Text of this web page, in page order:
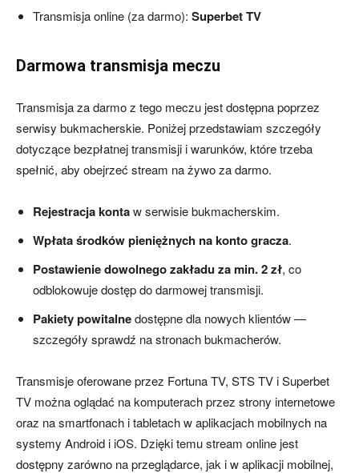
Transmisja online (za darmo): Superbet TV
Darmowa transmisja meczu
Transmisja za darmo z tego meczu jest dostępna poprzez
serwisy bukmacherskie. Poniżej przedstawiam szczegóły
dotyczące bezpłatnej transmisji i warunków, które trzeba
spełnić, aby obejrzeć stream na żywo za darmo.
Rejestracja kontaw serwisie bukmacherskim.
Wpłata środków pieniężnych na konto gracza.
Postawienie dowolnego zakładu za min. 2 zł, co
odblokowuje dostęp do darmowej transmisji.
Pakiety powitalnedostępne dla nowych klientów —
szczegóły sprawdź na stronach bukmacherów.
Transmisje oferowane przez Fortuna TV, STS TV i Superbet
TV można oglądać na komputerach przez strony internetowe
oraz na smartfonach i tabletach w aplikacjach mobilnych na
systemy Android i iOS. Dzięki temu stream online jest
dostępny zarówno na przeglądarce, jak i w aplikacji mobilnej,